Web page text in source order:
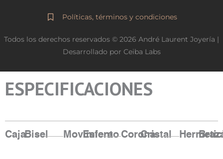
Políticas, términos y condiciones
Todos los derechos reservados © 2026 André Laurent Joyería |
Desarrollado por Ceiba Labs
ESPECIFICACIONES
CajaBisel Movimiento
Esfera CoronaCristal